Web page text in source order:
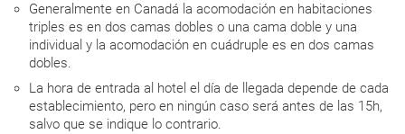
Generalmente en Canadá la acomodación en habitaciones
triples es en dos camas dobles o una cama doble y una
individual y la acomodación en cuádruple es en dos camas
dobles.
La hora de entrada al hotel el día de llegada depende de cada
establecimiento, pero en ningún caso será antes de las 15h,
salvo que se indique lo contrario.